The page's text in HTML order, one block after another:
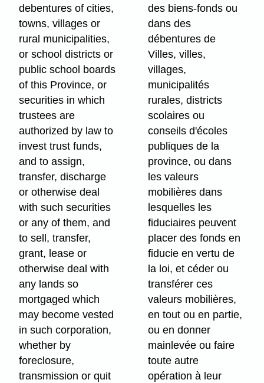
debentures of cities,
towns, villages or
rural municipalities,
or school districts or
public school boards
of this Province, or
securities in which
trustees are
authorized by law to
invest trust funds,
and to assign,
transfer, discharge
or otherwise deal
with such securities
or any of them, and
to sell, transfer,
grant, lease or
otherwise deal with
any lands so
mortgaged which
may become vested
in such corporation,
whether by
foreclosure,
transmission or quit
des biens-fonds ou
dans des
débentures de
Villes, villes,
villages,
municipalités
rurales, districts
scolaires ou
conseils d'écoles
publiques de la
province, ou dans
les valeurs
mobilières dans
lesquelles les
fiduciaires peuvent
placer des fonds en
fiducie en vertu de
la loi, et céder ou
transférer ces
valeurs mobilières,
en tout ou en partie,
ou en donner
mainlevée ou faire
toute autre
opération à leur